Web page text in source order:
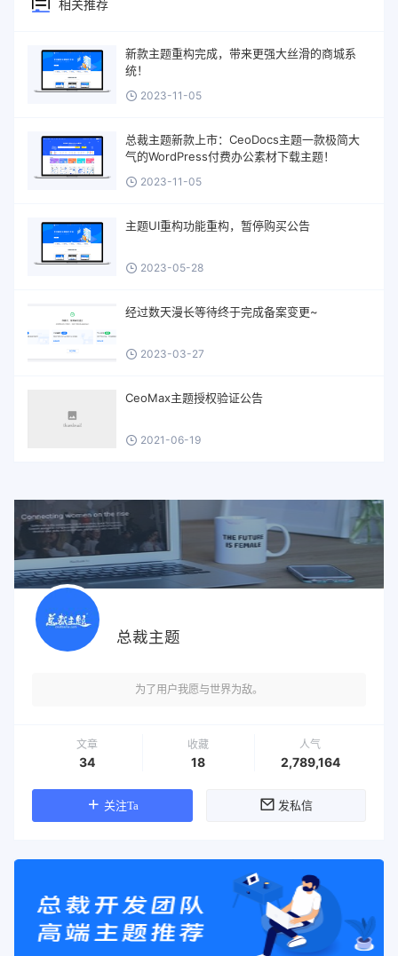
相关推荐
新款主题重构完成，带来更强大丝滑的商城系
统！
2023-11-05
总裁主题新款上市：CeoDocs主题一款极简大
气的WordPress付费办公素材下载主题！
2023-11-05
主题UI重构功能重构，暂停购买公告
2023-05-28
经过数天漫长等待终于完成备案变更~
2023-03-27
CeoMax主题授权验证公告
2021-06-19
总裁主题
为了用户我愿与世界为敌。
文章
34
收藏
18
人气
2,789,164
关注Ta 发私信